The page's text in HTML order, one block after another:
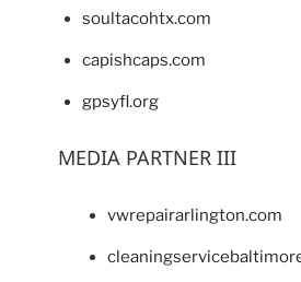
soultacohtx.com
capishcaps.com
gpsyfl.org
MEDIA PARTNER III
vwrepairarlington.com